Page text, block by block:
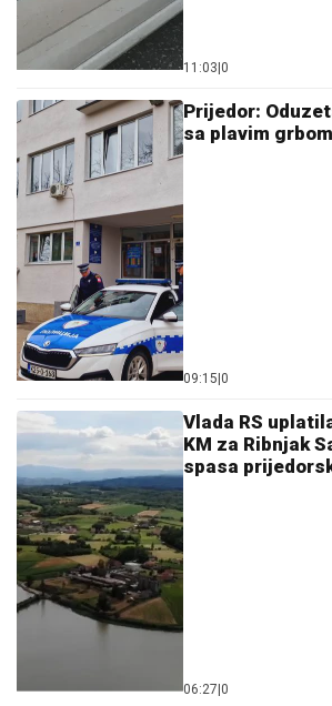
11:03 0
Prijedor:
sa plavim
09:15 0
Vlada RS
KM za Ribnjak
spasa
06:27 0